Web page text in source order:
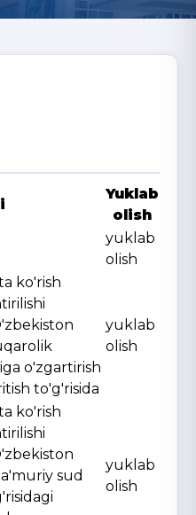
Yuklab
olish
yuklab
olish
ko'rish
o'zgartirish
to'g'risida
yuklab
olish
ko'rish
sud
yuklab
olish